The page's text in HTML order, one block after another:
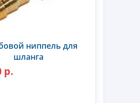
ниппель для
шланга
р.